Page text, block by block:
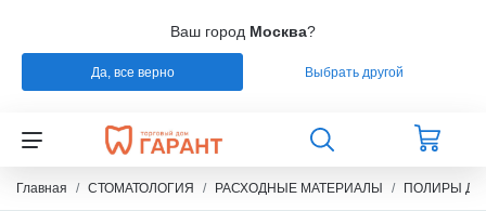
Ваш город Москва?
Да, все верно Выбрать другой
Назад
СТОМАТОЛОГИЯ
Назад
РАСХОДНЫЕ МАТЕРИАЛЫ
Назад
Назад
РАСХОДНЫЕ МАТЕРИАЛЫ
Главная СТОМАТОЛОГИЯ РАСХОДНЫЕ МАТЕРИАЛЫ ПОЛИРЫ